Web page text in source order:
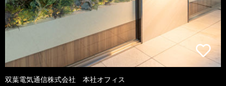
双葉電気通信株式会社 本社オフィス